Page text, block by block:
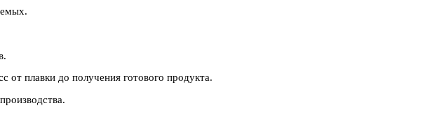
от плавки до получения готового продукта.